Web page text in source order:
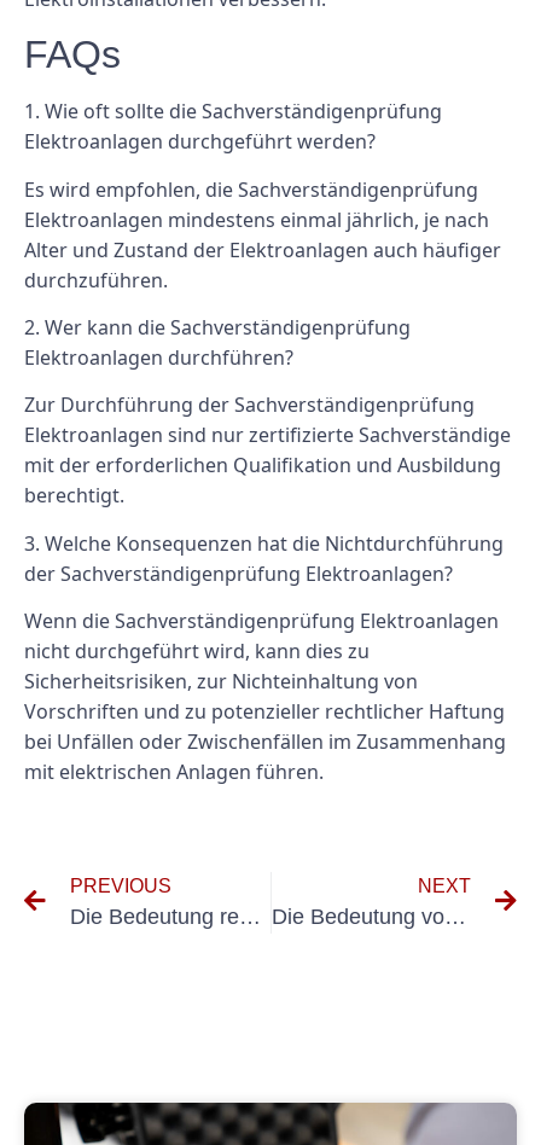
FAQs
1. Wie oft sollte die Sachverständigenprüfung
Elektroanlagen durchgeführt werden?
Es wird empfohlen, die Sachverständigenprüfung
Elektroanlagen mindestens einmal jährlich, je nach
Alter und Zustand der Elektroanlagen auch häufiger
durchzuführen.
2. Wer kann die Sachverständigenprüfung
Elektroanlagen durchführen?
Zur Durchführung der Sachverständigenprüfung
Elektroanlagen sind nur zertifizierte Sachverständige
mit der erforderlichen Qualifikation und Ausbildung
berechtigt.
3. Welche Konsequenzen hat die Nichtdurchführung
der Sachverständigenprüfung Elektroanlagen?
Wenn die Sachverständigenprüfung Elektroanlagen
nicht durchgeführt wird, kann dies zu
Sicherheitsrisiken, zur Nichteinhaltung von
Vorschriften und zu potenzieller rechtlicher Haftung
bei Unfällen oder Zwischenfällen im Zusammenhang
mit elektrischen Anlagen führen.
PREVIOUS
Die Bedeutung regelmäßiger Inspektionen elektrischer Geräte: Ein Leitfaden zur DGUV-Prüfung
NEXT
Die Bedeutung von UVV-Kfz-Inspektionen für die Fahrzeugsicherheit verstehen